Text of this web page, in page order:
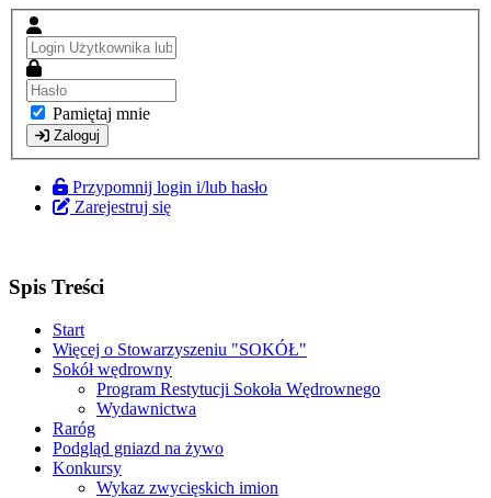
Pamiętaj mnie
Zaloguj
Przypomnij login i/lub hasło
Zarejestruj się
Spis Treści
Start
Więcej o Stowarzyszeniu "SOKÓŁ"
Sokół wędrowny
Program Restytucji Sokoła Wędrownego
Wydawnictwa
Raróg
Podgląd gniazd na żywo
Konkursy
Wykaz zwycięskich imion